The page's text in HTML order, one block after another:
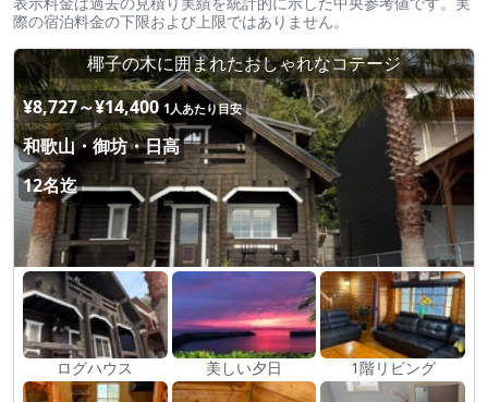
際の宿泊料金の下限および上限ではありません。
椰子の木に囲まれたおしゃれなコテージ
¥8,727～¥14,400 1人あたり目安
和歌山・御坊・日高
12名迄
ログハウス 美しい夕日 1階リビング